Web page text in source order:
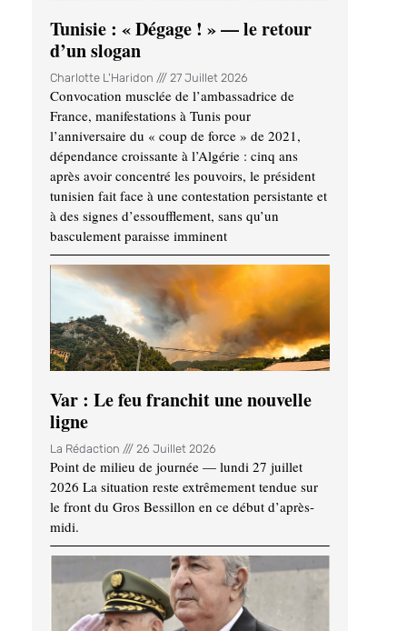
Tunisie : « Dégage ! » — le retour
d’un slogan
Charlotte L'Haridon 27 Juillet 2026
Convocation musclée de l’ambassadrice de
France, manifestations à Tunis pour
l’anniversaire du « coup de force » de 2021,
dépendance croissante à l’Algérie : cinq ans
après avoir concentré les pouvoirs, le président
tunisien fait face à une contestation persistante et
à des signes d’essoufflement, sans qu’un
basculement paraisse imminent
Var : Le feu franchit une nouvelle
ligne
La Rédaction 26 Juillet 2026
Point de milieu de journée — lundi 27 juillet
2026 La situation reste extrêmement tendue sur
le front du Gros Bessillon en ce début d’après-
midi.